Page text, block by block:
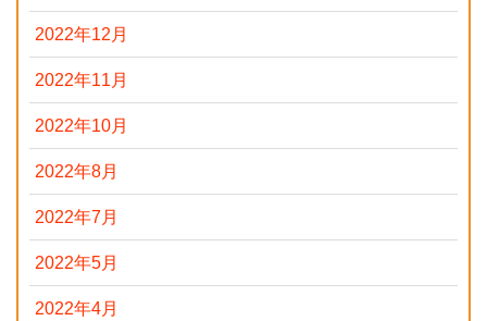
2022年12月
2022年11月
2022年10月
2022年8月
2022年7月
2022年5月
2022年4月